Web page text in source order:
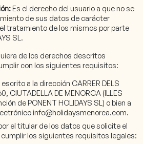
Es el derecho del usuario a que no se
de sus datos de carácter
tratamiento de los mismos por parte
SL.
de los derechos descritos
con los siguientes requisitos:
a la dirección CARRER DELS
CIUTADELLA DE MENORCA (ILLES
de PONENT HOLIDAYS SL) o bien a
info@holidaysmenorca.com.
el titular de los datos que solicite el
los siguientes requisitos legales: